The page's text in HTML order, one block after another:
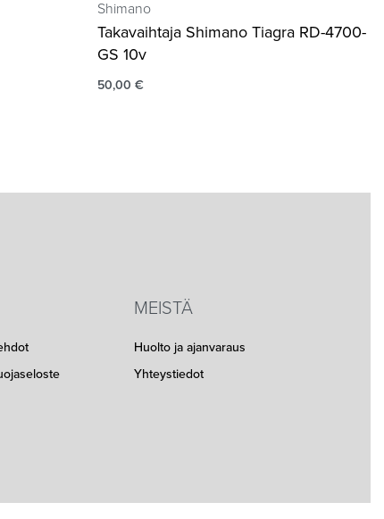
Shimano
Takavaihtaja Shimano Tiagra RD-4700-
GS 10v
50,00 €
MEISTÄ
Huolto ja ajanvaraus
Yhteystiedot